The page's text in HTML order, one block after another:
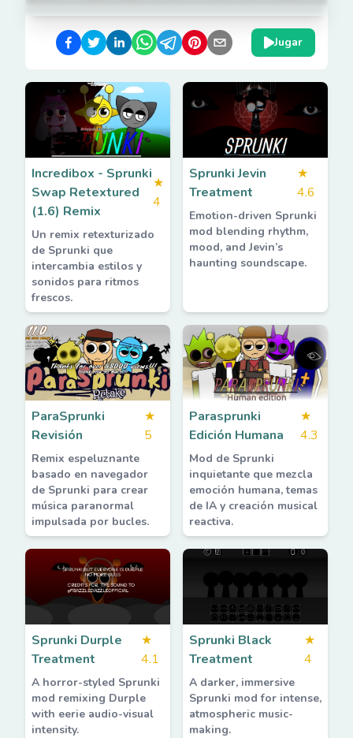
Jugar
Incredibox - Sprunki
Swap Retextured
(1.6) Remix
★
4
Un remix retexturizado
de Sprunki que
intercambia estilos y
sonidos para ritmos
frescos.
Sprunki Jevin
Treatment
★
4.6
Emotion-driven Sprunki
mod blending rhythm,
mood, and Jevin’s
haunting soundscape.
ParaSprunki
Revisión
★
5
Remix espeluznante
basado en navegador
de Sprunki para crear
música paranormal
impulsada por bucles.
Parasprunki
Edición Humana
★
4.3
Mod de Sprunki
inquietante que mezcla
emoción humana, temas
de IA y creación musical
reactiva.
Sprunki Durple
Treatment
★
4.1
A horror-styled Sprunki
mod remixing Durple
with eerie audio-visual
intensity.
Sprunki Black
Treatment
★
4
A darker, immersive
Sprunki mod for intense,
atmospheric music-
making.